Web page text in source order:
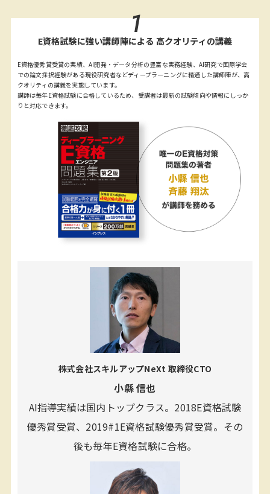
1
E資格試験に強い講師陣による 高クオリティの講義
E資格優秀賞受賞の実績、AI開発・データ分析の豊富な実務経験、AI研究で国際学会
での論文採択経験がある現役研究者などディープラーニングに精通した講師陣が、高
クオリティの講義を実施しています。
講師は毎年E資格試験に合格しているため、受講者は最新の試験傾向や情報にしっか
りと対応できます。
株式会社スキルアップNeXt 取締役CTO
小縣 信也
AI指導実績は国内トップクラス。2018E資格試験
優秀賞受賞、2019#1E資格試験優秀賞受賞。その
後も毎年E資格試験に合格。